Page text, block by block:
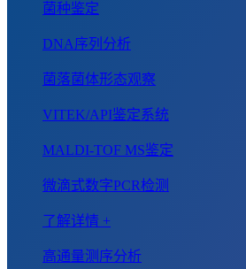
菌种鉴定
DNA序列分析
菌落菌体形态观察
VITEK/API鉴定系统
MALDI-TOF MS鉴定
微滴式数字PCR检测
了解详情 +
高通量测序分析